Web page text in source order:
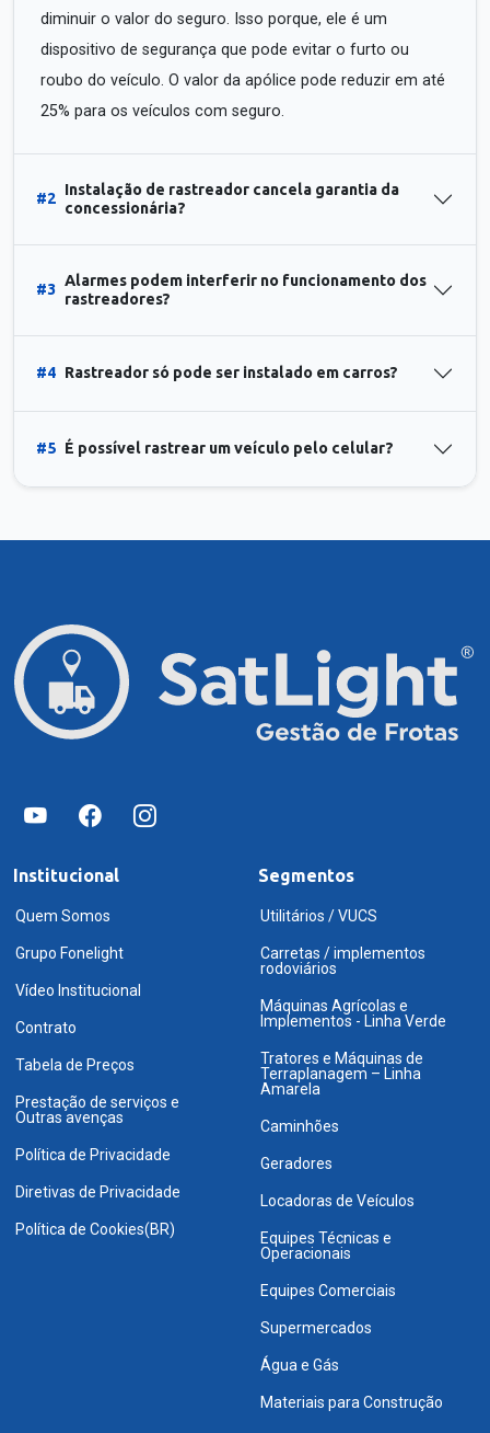
diminuir o valor do seguro. Isso porque, ele é um
dispositivo de segurança que pode evitar o furto ou
roubo do veículo. O valor da apólice pode reduzir em até
25% para os veículos com seguro.
#2
Instalação de rastreador cancela garantia da
concessionária?
#3
Alarmes podem interferir no funcionamento dos
rastreadores?
#4 Rastreador só pode ser instalado em carros?
#5 É possível rastrear um veículo pelo celular?
Institucional
Quem Somos
Grupo Fonelight
Vídeo Institucional
Contrato
Tabela de Preços
Prestação de serviços e
Outras avenças
Política de Privacidade
Diretivas de Privacidade
Política de Cookies(BR)
Segmentos
Utilitários / VUCS
Carretas / implementos
rodoviários
Máquinas Agrícolas e
Implementos - Linha Verde
Tratores e Máquinas de
Terraplanagem – Linha
Amarela
Caminhões
Geradores
Locadoras de Veículos
Equipes Técnicas e
Operacionais
Equipes Comerciais
Supermercados
Água e Gás
Materiais para Construção